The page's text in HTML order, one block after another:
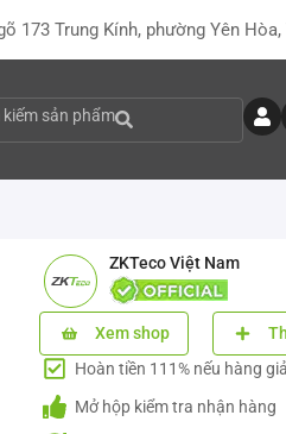
173 Trung Kính, phường Yên Hòa,
kiếm sản phẩm
ZKTeco Việt Nam
Xem shop
Hoàn tiền 111% nếu hàng giả
Mở hộp kiểm tra nhận hàng